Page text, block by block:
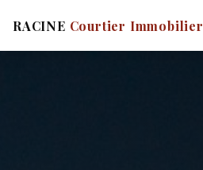
RACINE Courtier Immobilier